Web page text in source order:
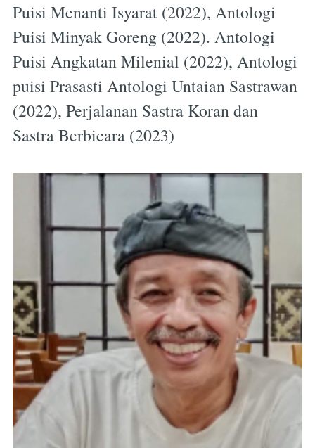
Puisi Menanti Isyarat (2022), Antologi
Puisi Minyak Goreng (2022). Antologi
Puisi Angkatan Milenial (2022), Antologi
puisi Prasasti Antologi Untaian Sastrawan
(2022), Perjalanan Sastra Koran dan
Sastra Berbicara (2023)